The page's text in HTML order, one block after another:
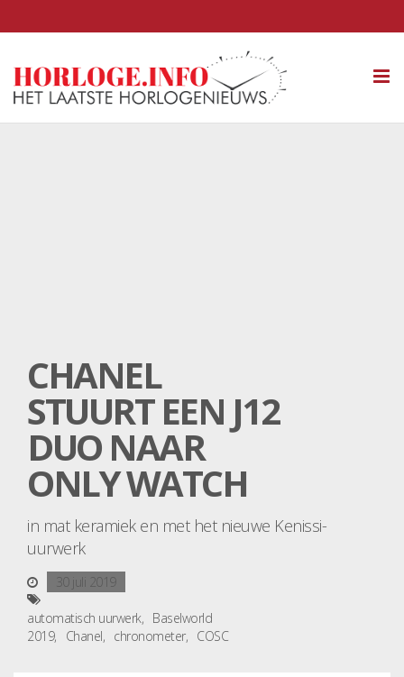
CHANEL
STUURT EEN J12
DUO NAAR
ONLY WATCH
in mat keramiek en met het nieuwe Kenissi-
uurwerk
30 juli 2019
automatisch uurwerk
Baselworld
2019
Chanel chronometer COSC